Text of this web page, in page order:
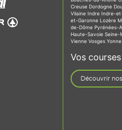
Creuse Dordogne
Vilaine Indre Indre-
et-Garonne Lozère
de-Dôme Pyrénées-
Haute-Savoie Seine-
Vienne Vosges Yonne
Vos
Découvrir